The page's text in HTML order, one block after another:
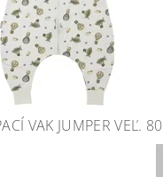
VAK JUMPER VEĽ. 80